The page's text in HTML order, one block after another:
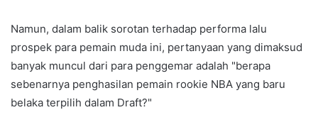
Namun, dalam balik sorotan terhadap performa lalu
prospek para pemain muda ini, pertanyaan yang dimaksud
banyak muncul dari para penggemar adalah "berapa
sebenarnya penghasilan pemain rookie NBA yang baru
belaka terpilih dalam Draft?"